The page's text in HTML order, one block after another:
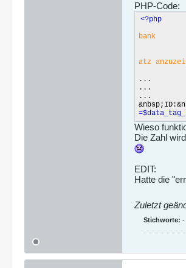
PHP-Code:
<?php
bank
atz
...
...
...
Wieso
Die Zahl
EDIT:
Hatte die
Zuletzt
Stichworte: -